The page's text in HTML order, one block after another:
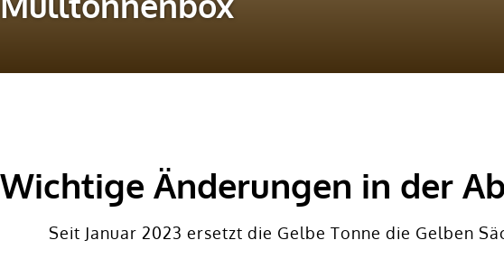
Wichtige Änderungen in der
Seit Januar 2023 ersetzt die Gelbe Tonne die Gelben